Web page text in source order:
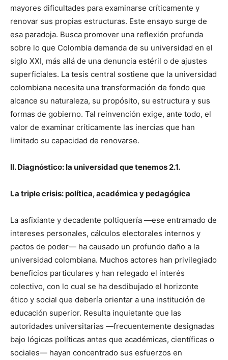
mayores dificultades para examinarse críticamente y
renovar sus propias estructuras. Este ensayo surge de
esa paradoja. Busca promover una reflexión profunda
sobre lo que Colombia demanda de su universidad en el
siglo XXI, más allá de una denuncia estéril o de ajustes
superficiales. La tesis central sostiene que la universidad
colombiana necesita una transformación de fondo que
alcance su naturaleza, su propósito, su estructura y sus
formas de gobierno. Tal reinvención exige, ante todo, el
valor de examinar críticamente las inercias que han
limitado su capacidad de renovarse.
II. Diagnóstico: la universidad que tenemos 2.1.
La triple crisis: política, académica y pedagógica
La asfixiante y decadente poltiquería —ese entramado de
intereses personales, cálculos electorales internos y
pactos de poder— ha causado un profundo daño a la
universidad colombiana. Muchos actores han privilegiado
beneficios particulares y han relegado el interés
colectivo, con lo cual se ha desdibujado el horizonte
ético y social que debería orientar a una institución de
educación superior. Resulta inquietante que las
autoridades universitarias —frecuentemente designadas
bajo lógicas políticas antes que académicas, científicas o
sociales— hayan concentrado sus esfuerzos en